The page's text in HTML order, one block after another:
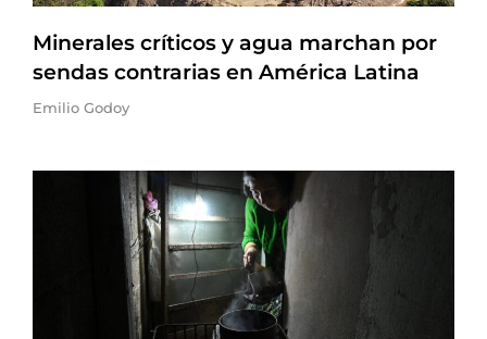
Minerales críticos y agua marchan por
sendas contrarias en América Latina
Emilio Godoy